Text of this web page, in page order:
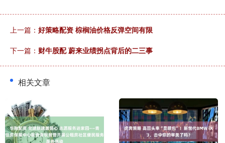
上一篇： 好策略配资 棕榈油价格反弹空间有限
下一篇： 财牛股配 蔚来业绩拐点背后的二三事
相关文章